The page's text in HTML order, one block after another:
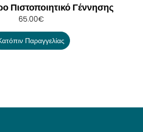
Πιστοποιητικό Γέννησης
65.00€
Παραγγελίας